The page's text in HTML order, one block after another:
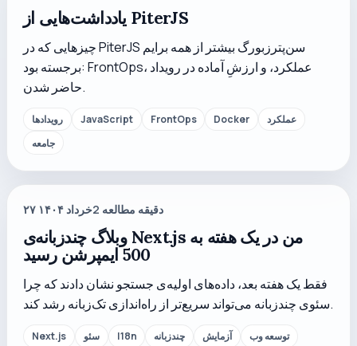
یادداشت‌هایی از PiterJS
چیزهایی که در PiterJS سن‌پترزبورگ بیشتر از همه برایم
برجسته بود: FrontOps، عملکرد، و ارزشِ آماده در رویداد
حاضر شدن.
رویدادها JavaScript FrontOps Docker
عملکرد
جامعه
۲۷ خرداد ۱۴۰۴2 دقیقه مطالعه
وبلاگ چندزبانه‌ی Next.js من در یک هفته به
500 ایمپرشن رسید
فقط یک هفته بعد، داده‌های اولیه‌ی جستجو نشان دادند که چرا
سئوی چندزبانه می‌تواند سریع‌تر از راه‌اندازی تک‌زبانه رشد کند.
Next.js سئو I18n چندزبانه آزمایش توسعه وب